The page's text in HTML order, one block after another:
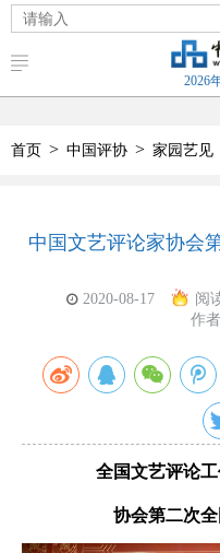
2026
首页 > 中国评协 > 家园艺见
中国文艺评论家协会
2020-08-17 阅
作者
全国文艺评论
协会第二次